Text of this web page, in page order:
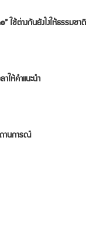
ใช้ต่างกันยังไงให้ธรรมชาติ
ให้คำแนะนำ
านการณ์